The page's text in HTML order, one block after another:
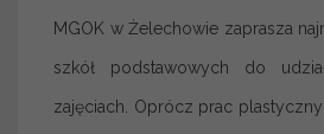
MGOK w Żelechowie zaprasza
szkół podstawowych do
zajęciach. Oprócz prac